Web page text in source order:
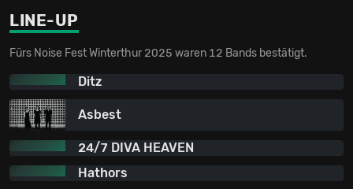
LINE-UP
Fürs Noise Fest Winterthur 2025 waren 12 Bands bestätigt.
Ditz
Asbest
24/7 DIVA HEAVEN
Hathors